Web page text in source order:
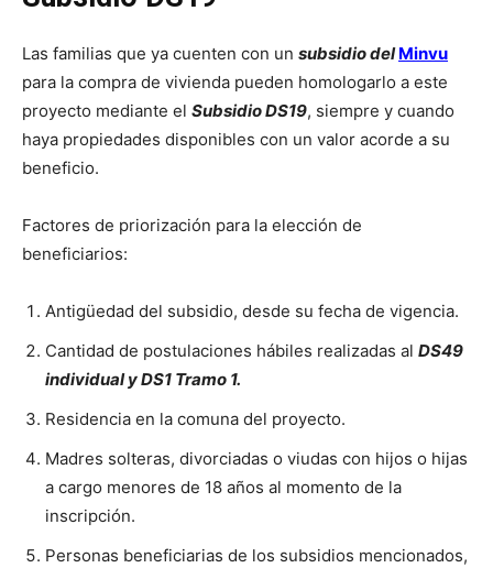
Las familias que ya cuenten con un subsidio delMinvu
para la compra de vivienda pueden homologarlo a este
proyecto mediante el Subsidio DS19, siempre y cuando
haya propiedades disponibles con un valor acorde a su
beneficio.
Factores de priorización para la elección de
beneficiarios:
Antigüedad del subsidio, desde su fecha de vigencia.
Cantidad de postulaciones hábiles realizadas al DS49
individual y DS1 Tramo 1.
Residencia en la comuna del proyecto.
Madres solteras, divorciadas o viudas con hijos o hijas
a cargo menores de 18 años al momento de la
inscripción.
Personas beneficiarias de los subsidios mencionados,